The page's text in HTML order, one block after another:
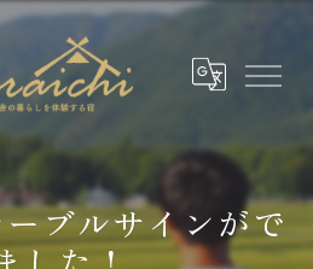
ブルサインがで